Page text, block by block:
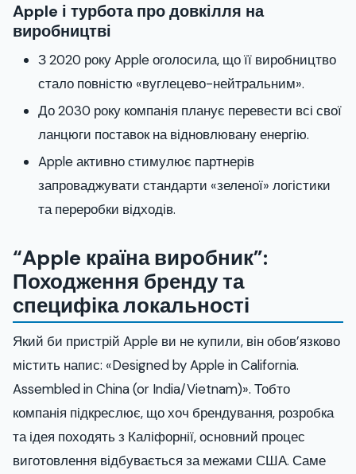
Apple і турбота про довкілля на
виробництві
З 2020 року Apple оголосила, що її виробництво
стало повністю «вуглецево-нейтральним».
До 2030 року компанія планує перевести всі свої
ланцюги поставок на відновлювану енергію.
Apple активно стимулює партнерів
запроваджувати стандарти «зеленої» логістики
та переробки відходів.
“Apple країна виробник”:
Походження бренду та
специфіка локальності
Який би пристрій Apple ви не купили, він обов’язково
містить напис: «Designed by Apple in California.
Assembled in China (or India/Vietnam)». Тобто
компанія підкреслює, що хоч брендування, розробка
та ідея походять з Каліфорнії, основний процес
виготовлення відбувається за межами США. Саме